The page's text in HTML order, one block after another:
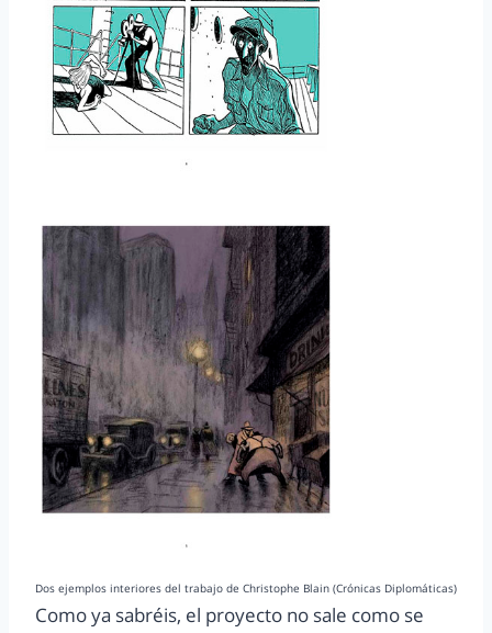
Dos ejemplos interiores del trabajo de Christophe Blain (Crónicas Diplomáticas)
Como ya sabréis, el proyecto no sale como se